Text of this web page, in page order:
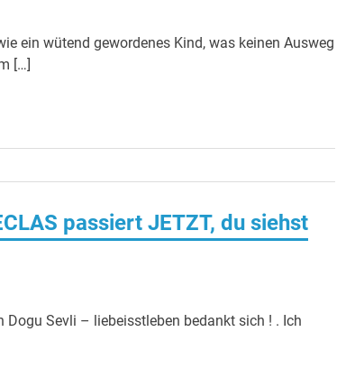
ein wütend gewordenes Kind, was keinen Ausweg
[…]
passiert JETZT, du siehst
Dogu Sevli – liebeisstleben bedankt sich ! . Ich